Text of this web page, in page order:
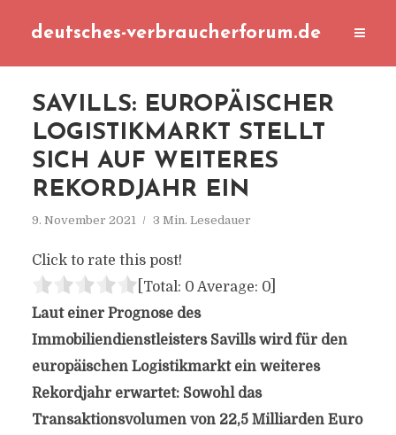
deutsches-verbraucherforum.de
SAVILLS: EUROPÄISCHER
LOGISTIKMARKT STELLT
SICH AUF WEITERES
REKORDJAHR EIN
9. November 2021 3 Min. Lesedauer
Click to rate this post!
[Total: 0 Average: 0]
Laut einer Prognose des
Immobiliendienstleisters Savills wird für den
europäischen Logistikmarkt ein weiteres
Rekordjahr erwartet: Sowohl das
Transaktionsvolumen von 22,5 Milliarden Euro